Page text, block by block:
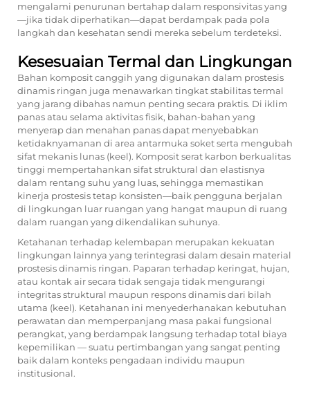
mengalami penurunan bertahap dalam responsivitas yang
—jika tidak diperhatikan—dapat berdampak pada pola
langkah dan kesehatan sendi mereka sebelum terdeteksi.
Kesesuaian Termal dan Lingkungan
Bahan komposit canggih yang digunakan dalam prostesis
dinamis ringan juga menawarkan tingkat stabilitas termal
yang jarang dibahas namun penting secara praktis. Di iklim
panas atau selama aktivitas fisik, bahan-bahan yang
menyerap dan menahan panas dapat menyebabkan
ketidaknyamanan di area antarmuka soket serta mengubah
sifat mekanis lunas (keel). Komposit serat karbon berkualitas
tinggi mempertahankan sifat struktural dan elastisnya
dalam rentang suhu yang luas, sehingga memastikan
kinerja prostesis tetap konsisten—baik pengguna berjalan
di lingkungan luar ruangan yang hangat maupun di ruang
dalam ruangan yang dikendalikan suhunya.
Ketahanan terhadap kelembapan merupakan kekuatan
lingkungan lainnya yang terintegrasi dalam desain material
prostesis dinamis ringan. Paparan terhadap keringat, hujan,
atau kontak air secara tidak sengaja tidak mengurangi
integritas struktural maupun respons dinamis dari bilah
utama (keel). Ketahanan ini menyederhanakan kebutuhan
perawatan dan memperpanjang masa pakai fungsional
perangkat, yang berdampak langsung terhadap total biaya
kepemilikan — suatu pertimbangan yang sangat penting
baik dalam konteks pengadaan individu maupun
institusional.